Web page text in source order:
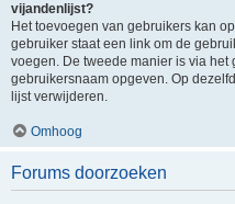
vijandenlijst?
Het toevoegen van gebruikers kan
gebruiker staat een link om de
voegen. De tweede manier is via
gebruikersnaam opgeven. Op
lijst verwijderen.
Omhoog
Forums doorzoeken